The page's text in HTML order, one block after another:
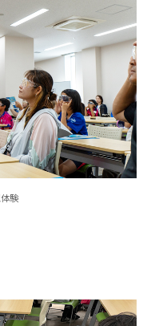
験